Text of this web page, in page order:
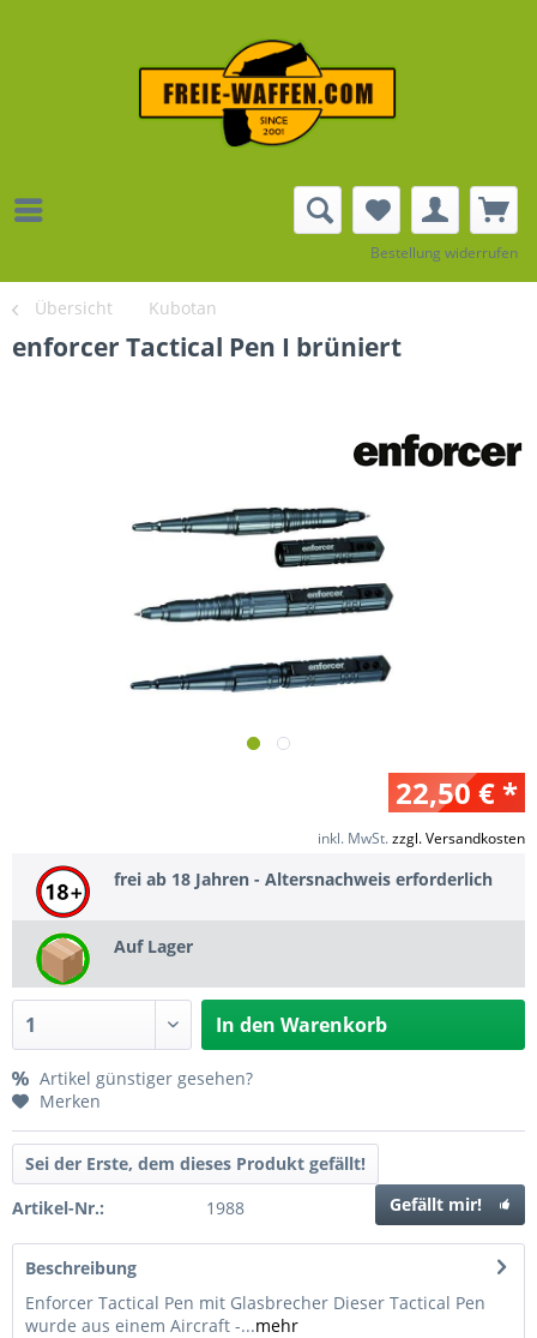
Bestellung widerrufen
Übersicht Kubotan
enforcer Tactical Pen I brüniert
22,50 € *
inkl. MwSt.zzgl. Versandkosten
frei ab 18 Jahren - Altersnachweis erforderlich
Auf Lager
In den Warenkorb
Artikel günstiger gesehen?
Merken
Sei der Erste, dem dieses Produkt gefällt!
Gefällt mir!
Artikel-Nr.: 1988
Beschreibung
Enforcer Tactical Pen mit Glasbrecher Dieser Tactical Pen
wurde aus einem Aircraft -...mehr